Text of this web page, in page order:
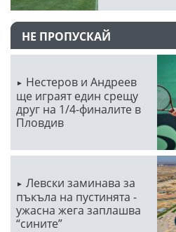
НЕ ПРОПУСКАЙ
Нестеров и Андреев
ще играят един срещу
друг на 1/4-финалите в
Пловдив
Левски заминава за
пъкъла на пустинята -
ужасна жега заплашва
“сините”